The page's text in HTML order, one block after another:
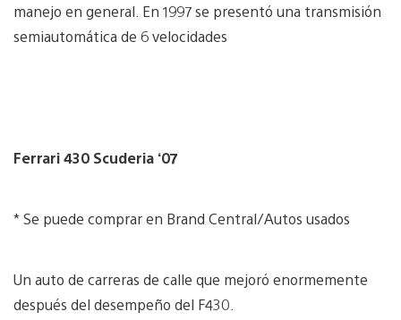
manejo en general. En 1997 se presentó una transmisión
semiautomática de 6 velocidades
Ferrari 430 Scuderia ‘07
* Se puede comprar en Brand Central/Autos usados
Un auto de carreras de calle que mejoró enormemente
después del desempeño del F430.